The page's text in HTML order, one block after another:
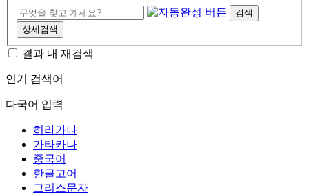
검색
상세검색
결과 내 재검색
인기 검색어
다국어 입력
히라가나
가타카나
중국어
한글고어
그리스문자